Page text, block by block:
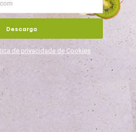
de privacidade de Cookies
Descarga